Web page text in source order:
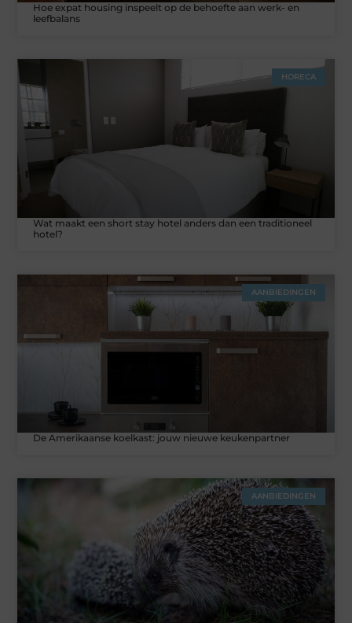
Hoe expat housing inspeelt op de behoefte aan werk- en
leefbalans
HORECA
Wat maakt een short stay hotel anders dan een traditioneel
hotel?
AANBIEDINGEN
De Amerikaanse koelkast: jouw nieuwe keukenpartner
AANBIEDINGEN